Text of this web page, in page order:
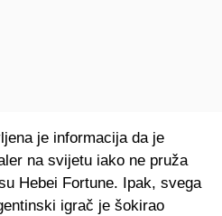
je informacija da je
na svijetu iako ne pruža
Hebei Fortune. Ipak, svega
igrač je šokirao